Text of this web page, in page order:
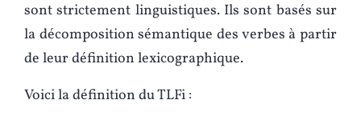
sont strictement linguistiques. Ils sont basés sur
la décomposition sémantique des verbes à partir
de leur définition lexicographique.
Voici la définition du TLFi :